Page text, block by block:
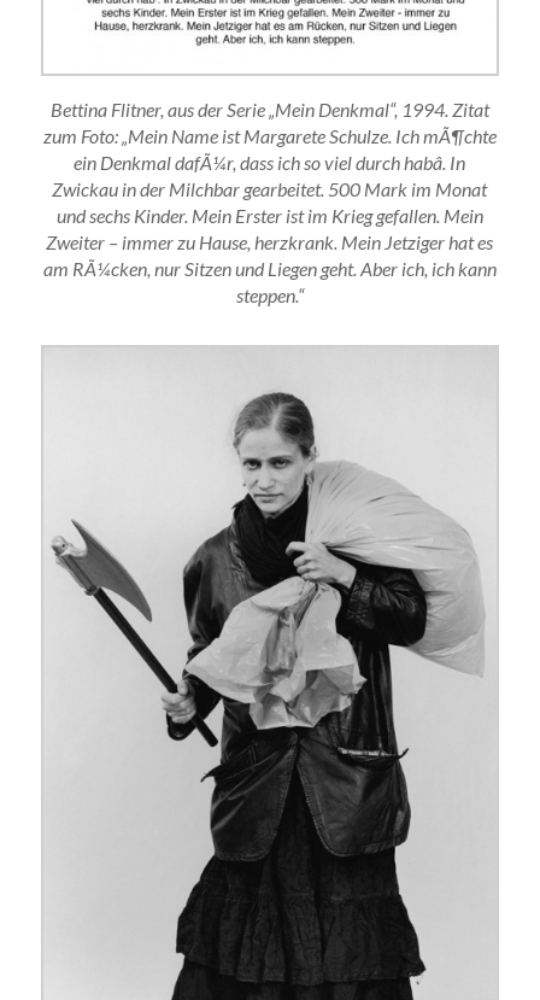
Bettina Flitner, aus der Serie „Mein Denkmal“, 1994. Zitat
zum Foto: „Mein Name ist Margarete Schulze. Ich mÃ¶chte
ein Denkmal dafÃ¼r, dass ich so viel durch habâ. In
Zwickau in der Milchbar gearbeitet. 500 Mark im Monat
und sechs Kinder. Mein Erster ist im Krieg gefallen. Mein
Zweiter – immer zu Hause, herzkrank. Mein Jetziger hat es
am RÃ¼cken, nur Sitzen und Liegen geht. Aber ich, ich kann
steppen.“